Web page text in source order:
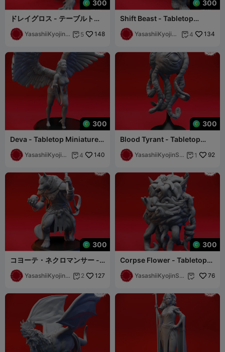
300
ドレイグロス - テーブルトッ
プミニチュア（サポート済
み） YasashiiKyojinS
 5 148
300
Shift Beast - Tabletop
Miniature (Pre-Supported)
YasashiiKyojinS
 4 134
300
Deva - Tabletop Miniature
(Pre-Supported)
YasashiiKyojinS
 4 140
300
Blood Tyrant - Tabletop
Miniature (Pre-Supported)
YasashiiKyojinSt
 1 92
300
コヨーテ・ネクロマンサー -
テーブルトップミニチュア
（サポート済み）
YasashiiKyojinS
 2 127
300
Corpse Flower - Tabletop
Miniature (Pre-Supported)
YasashiiKyojinStu
 76